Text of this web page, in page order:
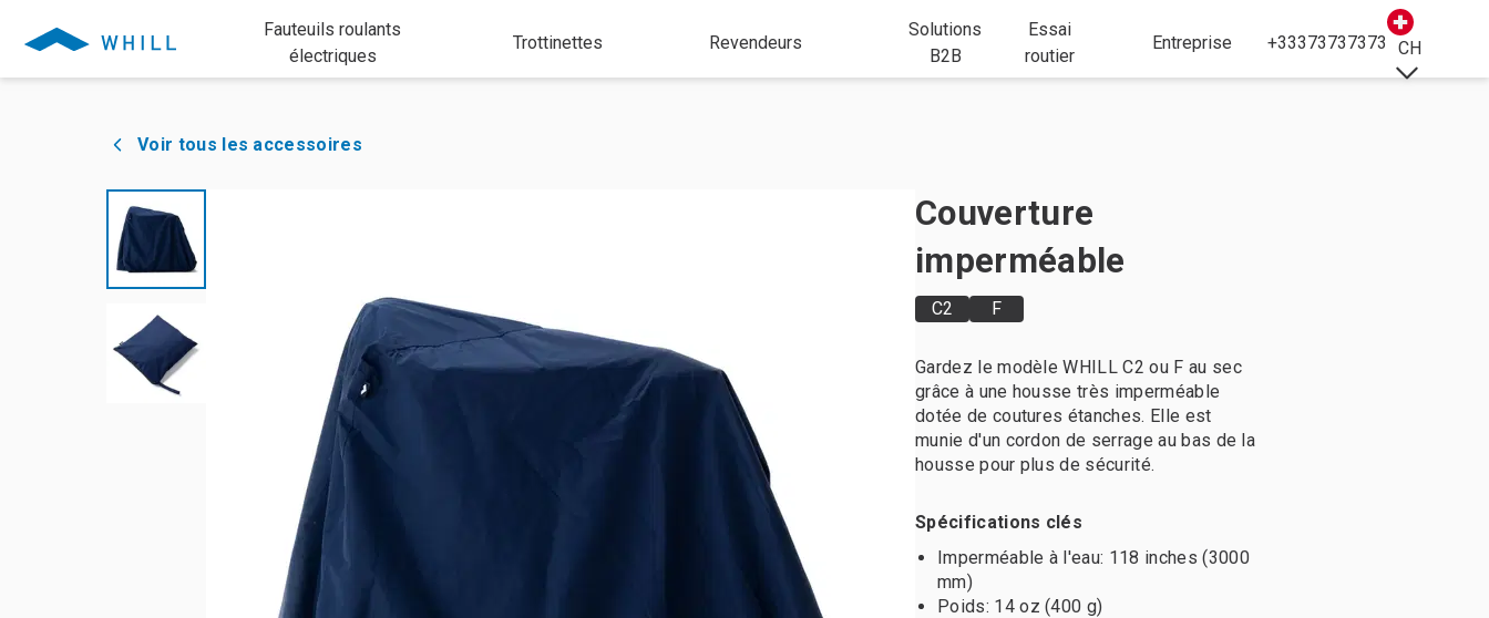
Fauteuils roulants
électriques
Trottinettes Revendeurs
Solutions
B2B
Essai
routier
Entreprise +33373737373 CH
Voir tous les accessoires
Couverture
imperméable
C2 F
Gardez le modèle WHILL C2 ou F au sec
grâce à une housse très imperméable
dotée de coutures étanches. Elle est
munie d'un cordon de serrage au bas de la
housse pour plus de sécurité.
Spécifications clés
Imperméable à l'eau: 118 inches (3000
mm)
Poids: 14 oz (400 g)